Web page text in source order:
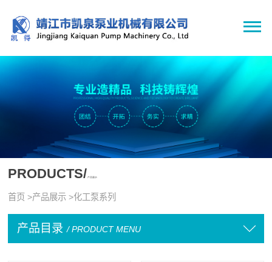
PRODUCTS/ 产品展示
首页 >产品展示 >化工泵系列
产品目录 / PRODUCT MENU